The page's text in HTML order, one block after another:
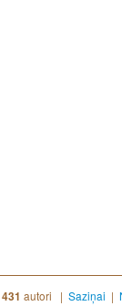
431 autori | Saziņai |